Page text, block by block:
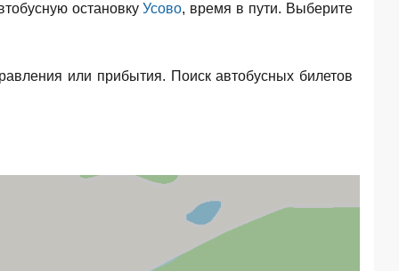
остановкуУсово, время в пути. Выберите
или прибытия. Поиск автобусных билетов